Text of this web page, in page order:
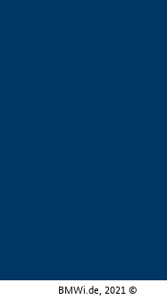
BMWi.de, 2021 ©